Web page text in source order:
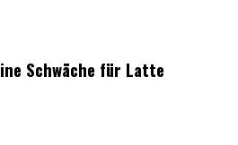
Schwäche für Latte